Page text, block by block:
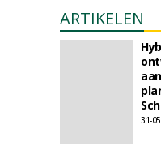
ARTIKELEN
31-